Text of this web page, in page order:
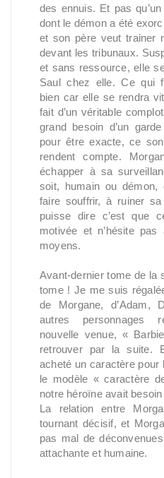
des ennuis. Et pas
dont le démon a été
et son père veut trainer
devant les tribunaux.
et sans ressource, elle
Saul chez elle. Ce qui
bien car elle se rendra
fait d’un véritable
grand besoin d’un
pour être exacte, ce
rendent compte.
échapper à sa
soit, humain ou démon,
faire souffrir, à ruiner
puisse dire c’est que
motivée et n’hésite
moyens.
Avant-dernier tome de la
tome ! Je me suis
de Morgane, d’Adam,
autres personnages
nouvelle venue, «
retrouver par la suite.
acheté un caractère pour
le modèle « caractère
notre héroïne avait
La relation entre
tournant décisif, et
pas mal de
attachante et humaine.